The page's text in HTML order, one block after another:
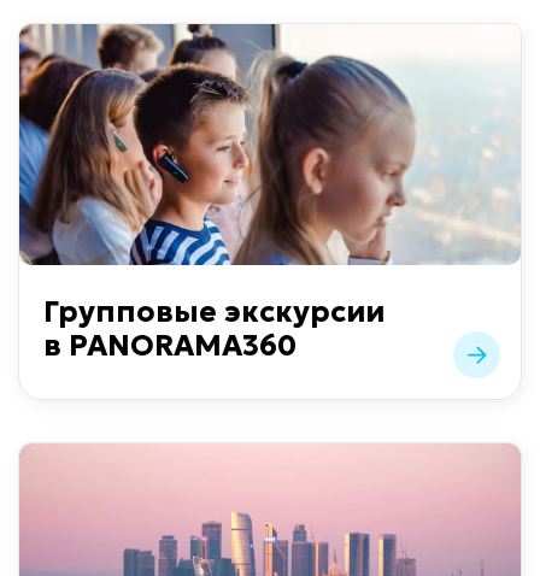
Групповые экскурсии
в PANORAMA360